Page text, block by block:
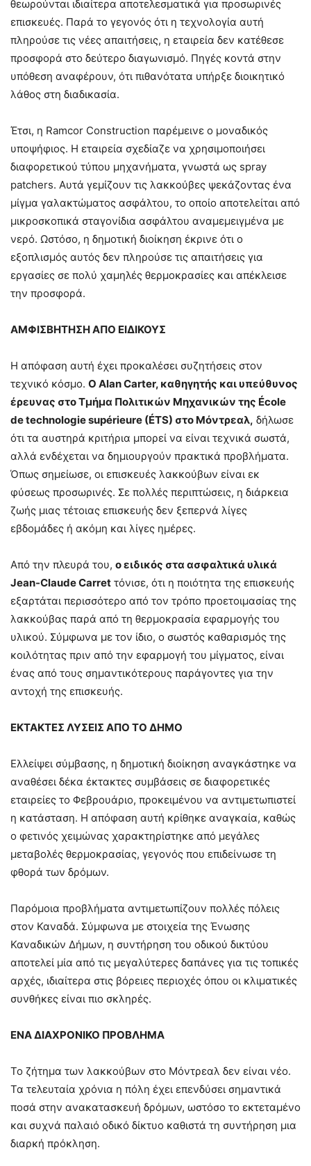
θεωρούνται ιδιαίτερα αποτελεσματικά για προσωρινές
επισκευές. Παρά το γεγονός ότι η τεχνολογία αυτή
πληρούσε τις νέες απαιτήσεις, η εταιρεία δεν κατέθεσε
προσφορά στο δεύτερο διαγωνισμό. Πηγές κοντά στην
υπόθεση αναφέρουν, ότι πιθανότατα υπήρξε διοικητικό
λάθος στη διαδικασία.
Έτσι, η Ramcor Construction παρέμεινε ο μοναδικός
υποψήφιος. Η εταιρεία σχεδίαζε να χρησιμοποιήσει
διαφορετικού τύπου μηχανήματα, γνωστά ως spray
patchers. Αυτά γεμίζουν τις λακκούβες ψεκάζοντας ένα
μίγμα γαλακτώματος ασφάλτου, το οποίο αποτελείται από
μικροσκοπικά σταγονίδια ασφάλτου αναμεμειγμένα με
νερό. Ωστόσο, η δημοτική διοίκηση έκρινε ότι ο
εξοπλισμός αυτός δεν πληρούσε τις απαιτήσεις για
εργασίες σε πολύ χαμηλές θερμοκρασίες και απέκλεισε
την προσφορά.
ΑΜΦΙΣΒΗΤΗΣΗ ΑΠΟ ΕΙΔΙΚΟΥΣ
Η απόφαση αυτή έχει προκαλέσει συζητήσεις στον
τεχνικό κόσμο. Ο Alan Carter, καθηγητής και υπεύθυνος
έρευνας στο Τμήμα Πολιτικών Μηχανικών της École
de technologie supérieure (ÉTS) στο Μόντρεαλ, δήλωσε
ότι τα αυστηρά κριτήρια μπορεί να είναι τεχνικά σωστά,
αλλά ενδέχεται να δημιουργούν πρακτικά προβλήματα.
Όπως σημείωσε, οι επισκευές λακκούβων είναι εκ
φύσεως προσωρινές. Σε πολλές περιπτώσεις, η διάρκεια
ζωής μιας τέτοιας επισκευής δεν ξεπερνά λίγες
εβδομάδες ή ακόμη και λίγες ημέρες.
Από την πλευρά του, ο ειδικός στα ασφαλτικά υλικά
Jean-Claude Carret τόνισε, ότι η ποιότητα της επισκευής
εξαρτάται περισσότερο από τον τρόπο προετοιμασίας της
λακκούβας παρά από τη θερμοκρασία εφαρμογής του
υλικού. Σύμφωνα με τον ίδιο, ο σωστός καθαρισμός της
κοιλότητας πριν από την εφαρμογή του μίγματος, είναι
ένας από τους σημαντικότερους παράγοντες για την
αντοχή της επισκευής.
ΕΚΤΑΚΤΕΣ ΛΥΣΕΙΣ ΑΠΟ ΤΟ ΔΗΜΟ
Ελλείψει σύμβασης, η δημοτική διοίκηση αναγκάστηκε να
αναθέσει δέκα έκτακτες συμβάσεις σε διαφορετικές
εταιρείες το Φεβρουάριο, προκειμένου να αντιμετωπιστεί
η κατάσταση. Η απόφαση αυτή κρίθηκε αναγκαία, καθώς
ο φετινός χειμώνας χαρακτηρίστηκε από μεγάλες
μεταβολές θερμοκρασίας, γεγονός που επιδείνωσε τη
φθορά των δρόμων.
Παρόμοια προβλήματα αντιμετωπίζουν πολλές πόλεις
στον Καναδά. Σύμφωνα με στοιχεία της Ένωσης
Καναδικών Δήμων, η συντήρηση του οδικού δικτύου
αποτελεί μία από τις μεγαλύτερες δαπάνες για τις τοπικές
αρχές, ιδιαίτερα στις βόρειες περιοχές όπου οι κλιματικές
συνθήκες είναι πιο σκληρές.
ΕΝΑ ΔΙΑΧΡΟΝΙΚΟ ΠΡΟΒΛΗΜΑ
Το ζήτημα των λακκούβων στο Μόντρεαλ δεν είναι νέο.
Τα τελευταία χρόνια η πόλη έχει επενδύσει σημαντικά
ποσά στην ανακατασκευή δρόμων, ωστόσο το εκτεταμένο
και συχνά παλαιό οδικό δίκτυο καθιστά τη συντήρηση μια
διαρκή πρόκληση.